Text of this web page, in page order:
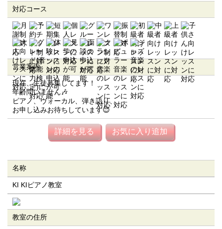
対応コース
営業案内
現在、生徒募集してます！
年齢問いません🎶
ピアノ、ヴォーカル、弾き語り、
お申し込みお待ちしています😊
詳細を見る お気に入り追加
名称
KI KIピアノ教室
教室の住所